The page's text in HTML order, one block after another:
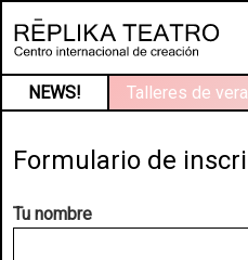
NEWS! Talleres de
Formulario de
Tu nombre